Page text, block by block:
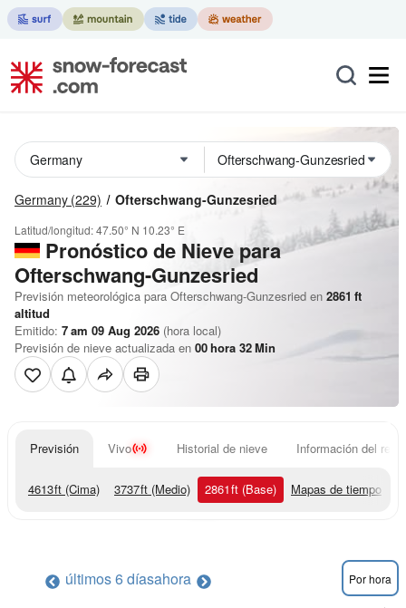
Germany (229) Ofterschwang-Gunzesried
Latitud/longitud:47.50° N 10.23° E
Pronóstico de Nieve para
Ofterschwang-Gunzesried
Previsión meteorológica para Ofterschwang-Gunzesried en 2861 ft
altitud
Emitido: 7 am 09 Aug 2026 (hora local)
Previsión de nieve actualizada en 00hora 32Min
Previsión Vivo Historial de nieve Información del
4613ft (Cima) 3737ft (Medio) 2861ft (Base) Mapas de tiempo
últimos 6 díasahora Por hora